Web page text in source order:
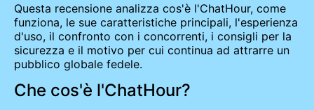
Questa recensione analizza cos'è l'ChatHour, come
funziona, le sue caratteristiche principali, l'esperienza
d'uso, il confronto con i concorrenti, i consigli per la
sicurezza e il motivo per cui continua ad attrarre un
pubblico globale fedele.
Che cos'è l'ChatHour?